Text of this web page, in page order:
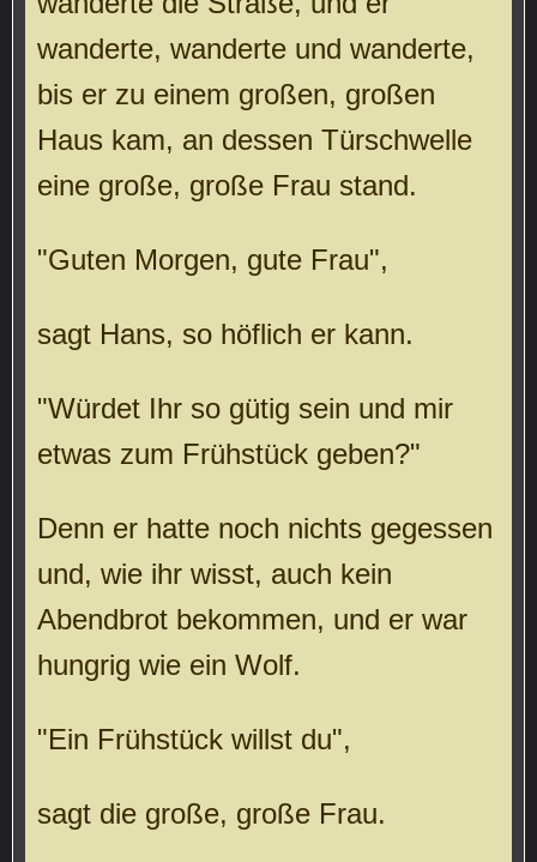
wanderte, wanderte und wanderte,
bis er zu einem großen, großen
Haus kam, an dessen Türschwelle
eine große, große Frau stand.
"Guten Morgen, gute Frau",
sagt Hans, so höflich er kann.
"Würdet Ihr so gütig sein und mir
etwas zum Frühstück geben?"
Denn er hatte noch nichts gegessen
und, wie ihr wisst, auch kein
Abendbrot bekommen, und er war
hungrig wie ein Wolf.
"Ein Frühstück willst du",
sagt die große, große Frau.